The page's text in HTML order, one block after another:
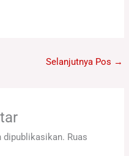
Selanjutnya Pos →
dipublikasikan. Ruas